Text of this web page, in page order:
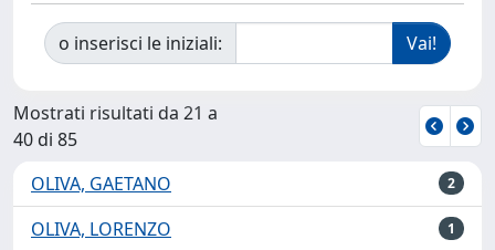
o inserisci le iniziali:
Mostrati risultati da 21 a
40 di 85
OLIVA, GAETANO
2
OLIVA, LORENZO 1